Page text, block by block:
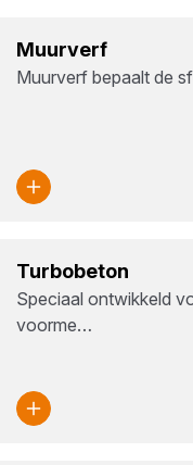
Muur­verf
Muurverf bepaalt de
Tur­bo­be­ton
Speciaal ontwikkeld
voorme…